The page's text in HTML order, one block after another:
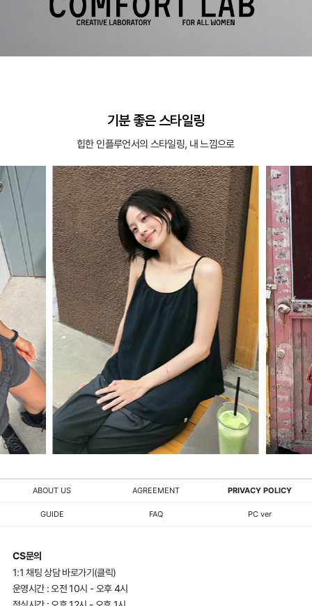
기분 좋은 스타일링
힙한 인플루언서의 스타일링, 내 느낌으로
ABOUT US AGREEMENT PRIVACY POLICY
GUIDE FAQ PC ver
CS문의
1:1 채팅 상담 바로가기(클릭)
운영시간 : 오전 10시 - 오후 4시